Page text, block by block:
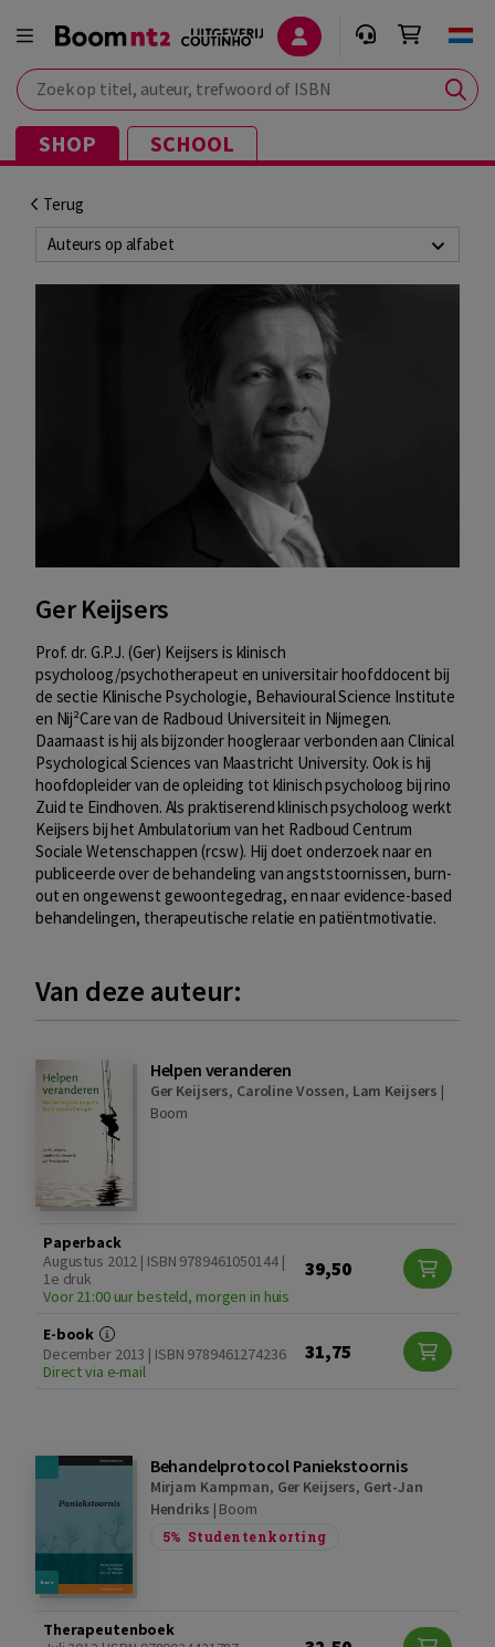
Zoek op titel, auteur, trefwoord of ISBN
SHOP SCHOOL
Terug
Auteurs op alfabet
Ger Keijsers
Prof. dr. G.P.J. (Ger) Keijsers is klinisch
psycholoog/psychotherapeut en universitair hoofddocent bij
de sectie Klinische Psychologie, Behavioural Science Institute
en Nij²Care van de Radboud Universiteit in Nijmegen.
Daarnaast is hij als bijzonder hoogleraar verbonden aan Clinical
Psychological Sciences van Maastricht University. Ook is hij
hoofdopleider van de opleiding tot klinisch psycholoog bij rino
Zuid te Eindhoven. Als praktiserend klinisch psycholoog werkt
Keijsers bij het Ambulatorium van het Radboud Centrum
Sociale Wetenschappen (rcsw). Hij doet onderzoek naar en
publiceerde over de behandeling van angststoornissen, burn-
out en ongewenst gewoontegedrag, en naar evidence-based
behandelingen, therapeutische relatie en patiëntmotivatie.
Van deze auteur:
Helpen veranderen
Ger Keijsers, Caroline Vossen, Lam Keijsers |
Boom
Paperback
Augustus 2012 | ISBN 9789461050144 |
1e druk
Voor 21:00 uur besteld, morgen in huis
39,50
E-book
December 2013 | ISBN 9789461274236
Direct via e-mail
31,75
Behandelprotocol Paniekstoornis
Mirjam Kampman, Ger Keijsers, Gert-Jan
Hendriks | Boom
5% Studentenkorting
Therapeutenboek